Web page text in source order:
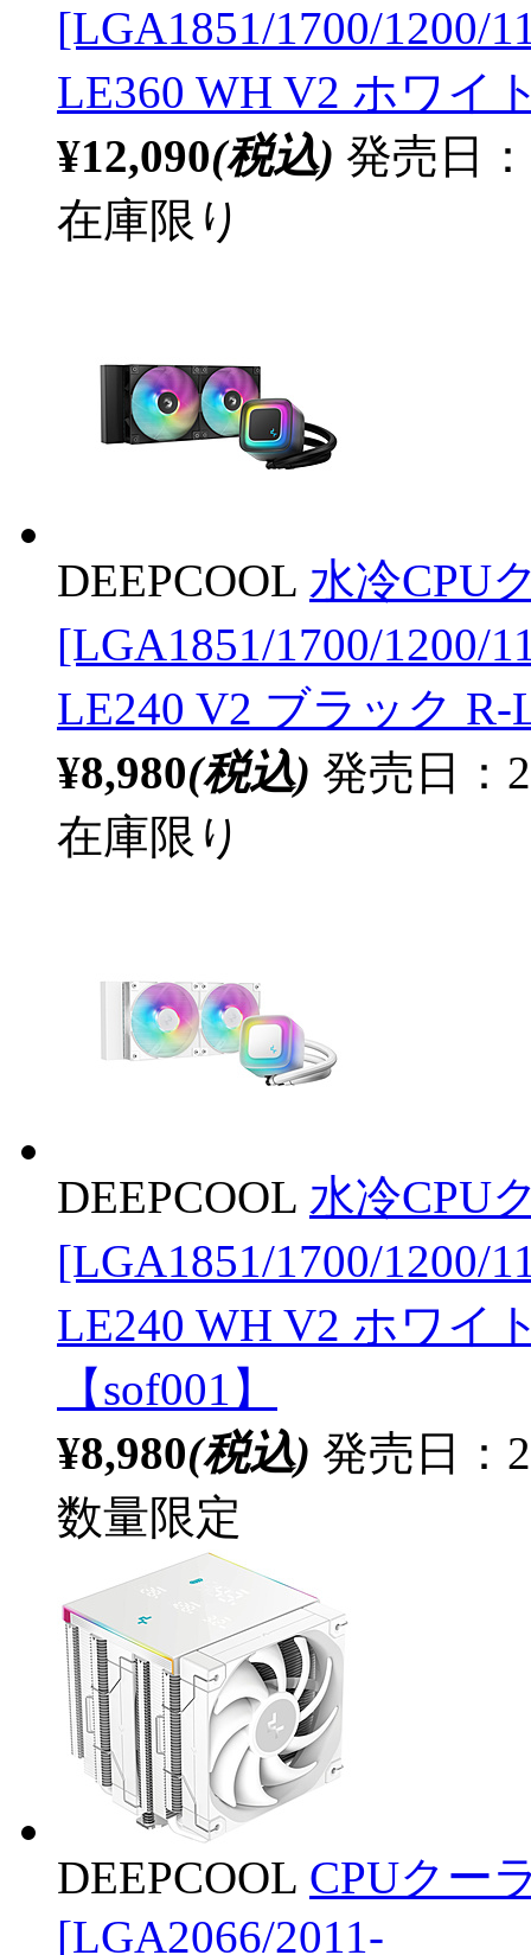
[LGA1851/1700/1200/
LE360 WH V2 ホワイ
¥12,090(税込) 発売日
在庫限り
DEEPCOOL 水冷CPU
[LGA1851/1700/1200/
LE240 V2 ブラック
¥8,980(税込) 発売日：
在庫限り
DEEPCOOL 水冷CPU
[LGA1851/1700/1200/
LE240 WH V2 ホワイ
【sof001】
¥8,980(税込) 発売日：
数量限定
DEEPCOOL CPUクー
[LGA2066/2011-